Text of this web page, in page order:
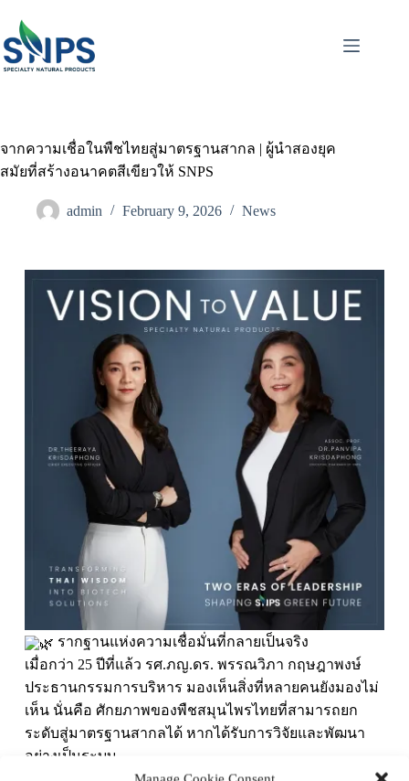
จากความเชื่อในพืชไทยสู่มาตรฐานสากล | ผู้นำสองยุค
สมัยที่สร้างอนาคตสีเขียวให้ SNPS
admin February 9, 2026 News
รากฐานแห่งความเชื่อมั่นที่กลายเป็นจริง
เมื่อกว่า 25 ปีที่แล้ว รศ.ภญ.ดร. พรรณวิภา กฤษฎาพงษ์
ประธานกรรมการบริหาร มองเห็นสิ่งที่หลายคนยังมองไม่
เห็น นั่นคือ ศักยภาพของพืชสมุนไพรไทยที่สามารถยก
ระดับสู่มาตรฐานสากลได้ หากได้รับการวิจัยและพัฒนา
อย่างเป็นระบบ